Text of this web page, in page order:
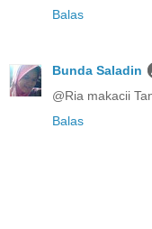
Balas
Bunda Saladin
@Ria makacii
Balas